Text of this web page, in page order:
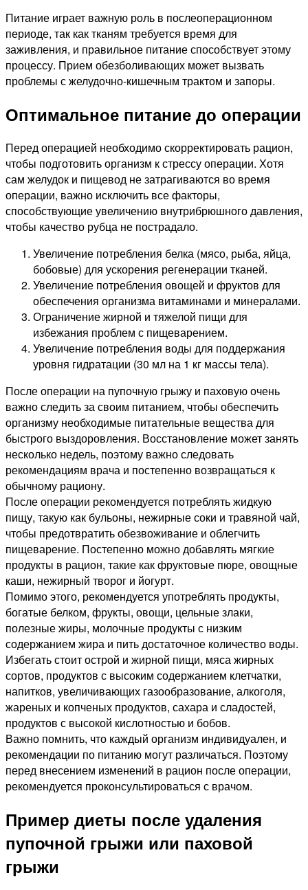
Питание играет важную роль в послеоперационном
периоде, так как тканям требуется время для
заживления, и правильное питание способствует этому
процессу. Прием обезболивающих может вызвать
проблемы с желудочно-кишечным трактом и запоры.
Оптимальное питание до операции
Перед операцией необходимо скорректировать рацион,
чтобы подготовить организм к стрессу операции. Хотя
сам желудок и пищевод не затрагиваются во время
операции, важно исключить все факторы,
способствующие увеличению внутрибрюшного давления,
чтобы качество рубца не пострадало.
Увеличение потребления белка (мясо, рыба, яйца,
бобовые) для ускорения регенерации тканей.
Увеличение потребления овощей и фруктов для
обеспечения организма витаминами и минералами.
Ограничение жирной и тяжелой пищи для
избежания проблем с пищеварением.
Увеличение потребления воды для поддержания
уровня гидратации (30 мл на 1 кг массы тела).
После операции на пупочную грыжу и паховую очень
важно следить за своим питанием, чтобы обеспечить
организму необходимые питательные вещества для
быстрого выздоровления. Восстановление может занять
несколько недель, поэтому важно следовать
рекомендациям врача и постепенно возвращаться к
обычному рациону.
После операции рекомендуется потреблять жидкую
пищу, такую как бульоны, нежирные соки и травяной чай,
чтобы предотвратить обезвоживание и облегчить
пищеварение. Постепенно можно добавлять мягкие
продукты в рацион, такие как фруктовые пюре, овощные
каши, нежирный творог и йогурт.
Помимо этого, рекомендуется употреблять продукты,
богатые белком, фрукты, овощи, цельные злаки,
полезные жиры, молочные продукты с низким
содержанием жира и пить достаточное количество воды.
Избегать стоит острой и жирной пищи, мяса жирных
сортов, продуктов с высоким содержанием клетчатки,
напитков, увеличивающих газообразование, алкоголя,
жареных и копченых продуктов, сахара и сладостей,
продуктов с высокой кислотностью и бобов.
Важно помнить, что каждый организм индивидуален, и
рекомендации по питанию могут различаться. Поэтому
перед внесением изменений в рацион после операции,
рекомендуется проконсультироваться с врачом.
Пример диеты после удаления
пупочной грыжи или паховой
грыжи